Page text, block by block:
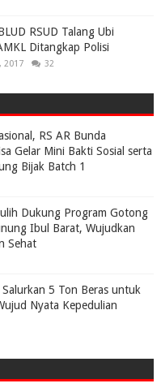
RSUD Talang Ubi
Ditangkap Polisi
2017 32
RS AR Bunda
Gelar Mini Bakti Sosial serta
Bijak Batch 1
Dukung Program Gotong
Ibul Barat, Wujudkan
Sehat
5 Ton Beras untuk
Nyata Kepedulian